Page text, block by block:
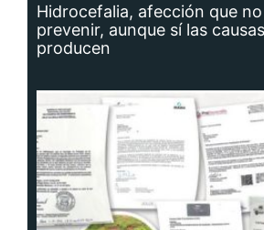
Hidrocefalia, afección que
prevenir, aunque sí las
producen